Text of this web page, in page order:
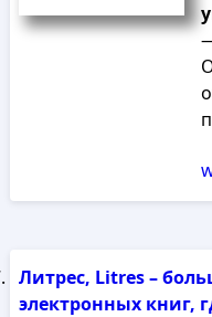
Литрес, Litres –
электронных книг,